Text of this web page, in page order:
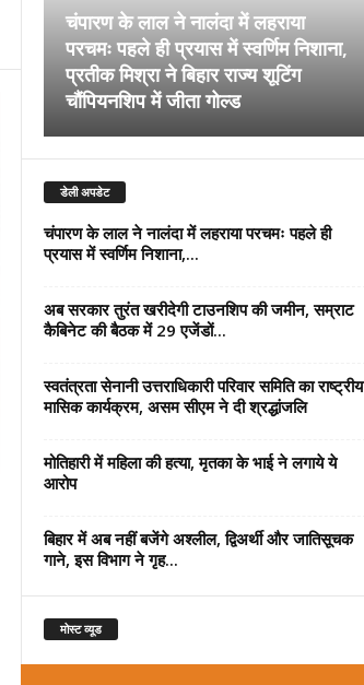
चंपारण के लाल ने नालंदा में लहराया
परचमः पहले ही प्रयास में स्वर्णिम निशाना,
प्रतीक मिश्रा ने बिहार राज्य शूटिंग
चौंपियनशिप में जीता गोल्ड
डेली अपडेट
चंपारण के लाल ने नालंदा में लहराया परचमः पहले ही
प्रयास में स्वर्णिम निशाना,...
अब सरकार तुरंत खरीदेगी टाउनशिप की जमीन, सम्राट
कैबिनेट की बैठक में 29 एजेंडों...
स्वतंत्रता सेनानी उत्तराधिकारी परिवार समिति का राष्ट्रीय
मासिक कार्यक्रम, असम सीएम ने दी श्रद्धांजलि
मोतिहारी में महिला की हत्या, मृतका के भाई ने लगाये ये
आरोप
बिहार में अब नहीं बजेंगे अश्लील, द्विअर्थी और जातिसूचक
गाने, इस विभाग ने गृह...
मोस्ट व्यूड